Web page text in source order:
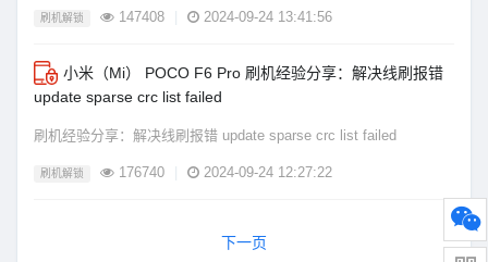
刷机解锁 147408 2024-09-24 13:41:56
小米（Mi） POCO F6 Pro 刷机经验分享：解决线刷报错
update sparse crc list failed
刷机经验分享：解决线刷报错 update sparse crc list failed
刷机解锁 176740 2024-09-24 12:27:22
下一页